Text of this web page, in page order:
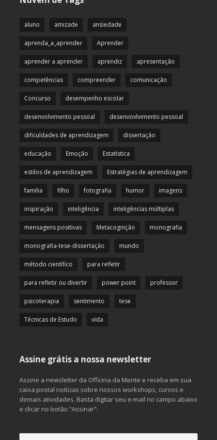
aluno amizade ansiedade
aprenda_a_aprender Aprender
aprender a aprender aprendiz apresentação
competências compreender comunicação
Concurso desempenho escolar
desenvolvimento pessoal desenvovlvimento pessoal
dificuldades de aprendizagem dissertação
educação Emoção Estatística
estilos de aprendizagem Estratégias de aprendizagem
familia filho fotografia humor imagens
inspiração inteligência inteligências múltiplas
mensagens positivas Metacognição monografia
monografia-tese-dissertação mundo
método científico para refletir
para refletir ou divertir power point professor
psicoterapia sentimento tese
Técnicas de Estudo vida
Assine grátis a nossa newsletter
Assine a newsletter da Officina da Mente e receba em sua
caixa postal notícias sobre nossos workshops, cursos e
demais atividades. Basta digitar seu e-mail no campo abaixo
e clicar no botão “Assinar”: